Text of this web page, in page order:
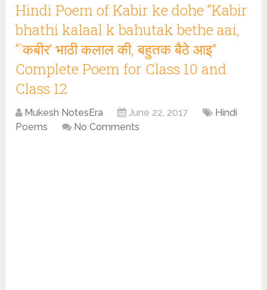
Hindi Poem of Kabir ke dohe “Kabir
bhathi kalaal k bahutak bethe aai,
“`कबीर’ भाठी कलाल की, बहुतक बैठे आइ”
Complete Poem for Class 10 and
Class 12
Mukesh NotesEra June 22, 2017
Hindi
Poems
No Comments